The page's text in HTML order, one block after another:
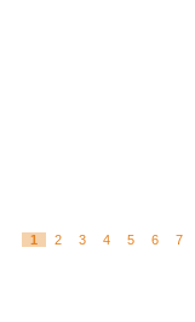
1
2 3 4 5 6 7